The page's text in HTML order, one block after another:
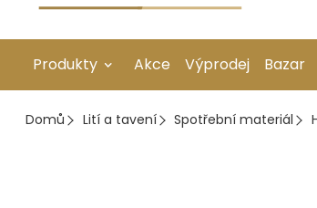
Produkty
Galvanické pokovení
Akce Výprodej Bazar
Domů Lití a tavení Spotřební materiál